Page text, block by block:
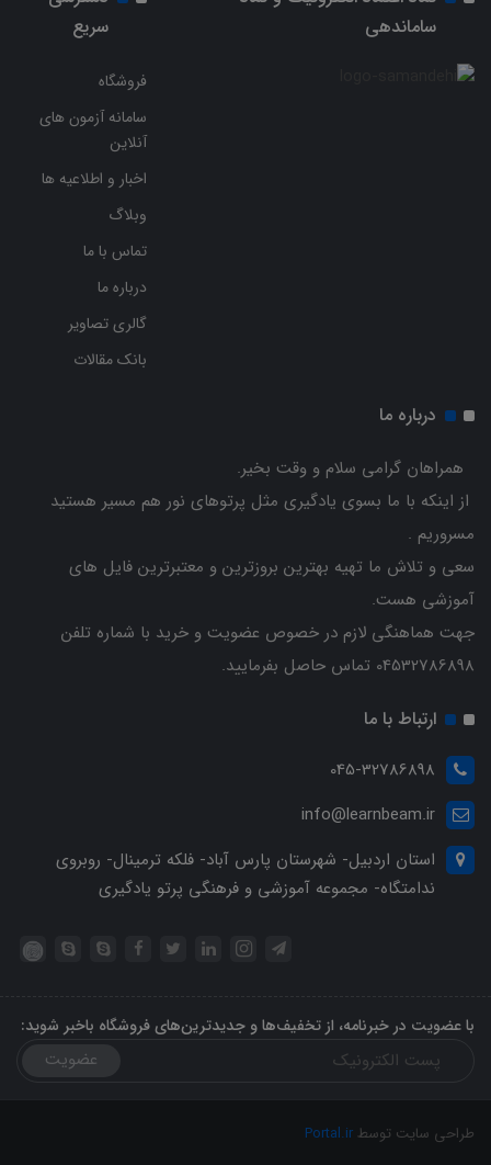
ساماندهی
سریع
فروشگاه
سامانه آزمون های
آنلاین
اخبار و اطلاعیه ها
وبلاگ
تماس با ما
درباره ما
گالری تصاویر
بانک مقالات
درباره ما
همراهان گرامی سلام و وقت بخیر.
از اینکه با ما بسوی یادگیری مثل پرتوهای نور هم مسیر هستید
مسروریم .
سعی و تلاش ما تهیه بهترین بروزترین و معتبرترین فایل های
آموزشی هست.
جهت هماهنگی لازم در خصوص عضویت و خرید با شماره تلفن
04532786898 تماس حاصل بفرمایید.
ارتباط با ما
045-32786898
info@learnbeam.ir
استان اردبیل- شهرستان پارس آباد- فلکه ترمینال- روبروی
ندامتگاه- مجموعه آموزشی و فرهنگی پرتو یادگیری
با عضویت در خبرنامه، از تخفیف‌ها و جدیدترین‌های فروشگاه باخبر شوید:
عضویت
طراحی سایت توسط Portal.ir